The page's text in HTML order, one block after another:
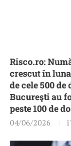
Risco.ro:
crescut în
de cele 500
Bucureşti au
peste 100 de
04/06/2026